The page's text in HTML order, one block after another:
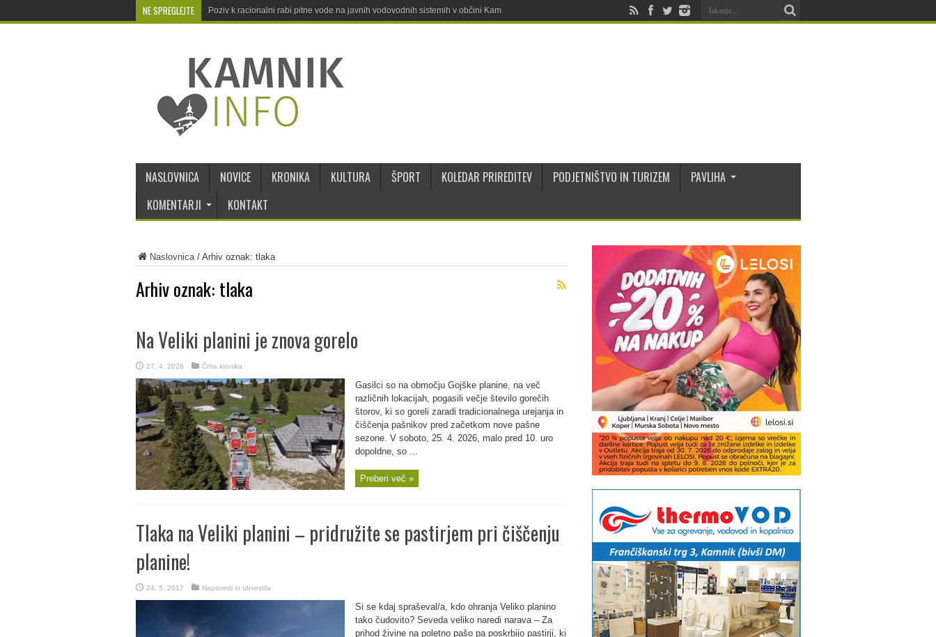
NE SPREGLEJTE Poziv k racionalni rabi pitne vode na javnih vodovodnih sistemih v občini Kamnik
NASLOVNICA NOVICE KRONIKA KULTURA ŠPORT KOLEDAR PRIREDITEV PODJETNIŠTVO IN TURIZEM
PAVLIHA
KOMENTARJI
KONTAKT
Naslovnica/ Arhiv oznak: tlaka
Arhiv oznak: tlaka
Na Veliki planini je znova gorelo
27. 4. 2026 Črna kronika
Gasilci so na območju Gojške planine, na več
različnih lokacijah, pogasili večje število gorečih
štorov, ki so goreli zaradi tradicionalnega urejanja in
čiščenja pašnikov pred začetkom nove pašne
sezone. V soboto, 25. 4. 2026, malo pred 10. uro
dopoldne, so ...
Preberi več »
Tlaka na Veliki planini – pridružite se pastirjem pri čiščenju
planine!
24. 5. 2017 Napovedi in obvestila
Si se kdaj spraševal/a, kdo ohranja Veliko planino
tako čudovito? Seveda veliko naredi narava – Za
prihod živine na poletno pašo pa poskrbijo pastirji, ki